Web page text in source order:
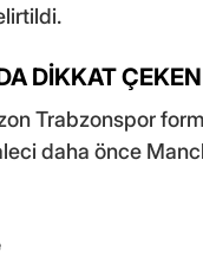
DİKKAT
Trabzonspor
daha önce